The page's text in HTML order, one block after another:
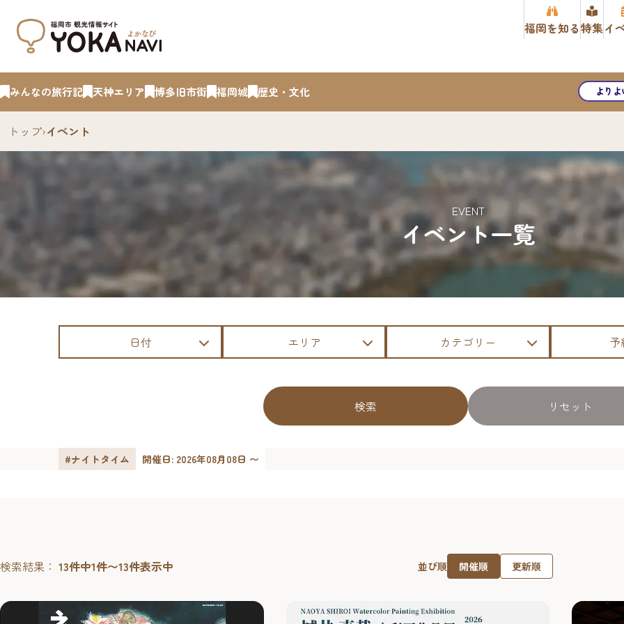
福岡を知る特集イ
みんなの旅行記 天神エリア 博多旧市街 福岡城 歴史・文化 より
トップ›イベント
イベント一覧
EVENT
日付 エリア カテゴリー 予
検索 リセット
#ナイトタイム 開催日: 2026年08月08日 〜
検索結果： 13件中1件〜13件表示中 並び順 開催順 更新順